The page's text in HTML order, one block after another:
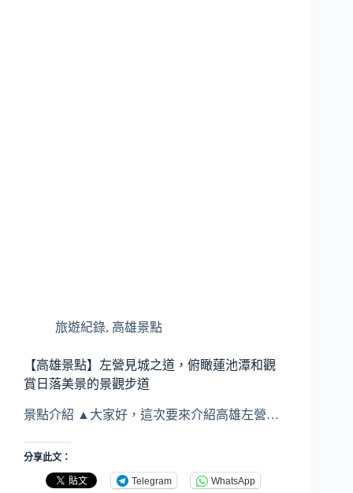
旅遊紀錄, 高雄景點
【高雄景點】左營見城之道，俯瞰蓮池潭和觀
賞日落美景的景觀步道
景點介紹 ▲大家好，這次要來介紹高雄左營…
分享此文：
Telegram WhatsApp